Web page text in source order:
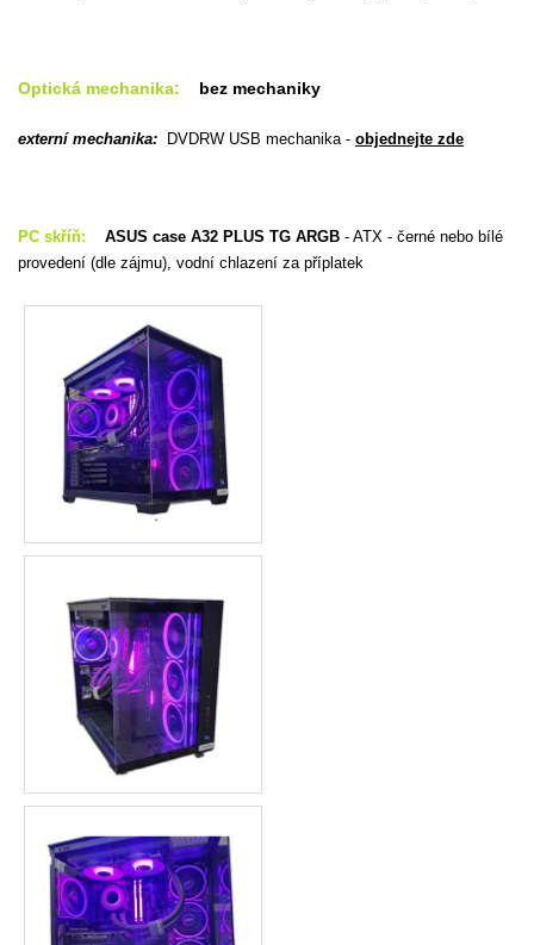
Optická mechanika: bez mechaniky
externí mechanika: DVDRW USB mechanika - objednejte zde
PC skříň: ASUS case A32 PLUS TG ARGB - ATX - černé nebo bílé
provedení (dle zájmu), vodní chlazení za příplatek